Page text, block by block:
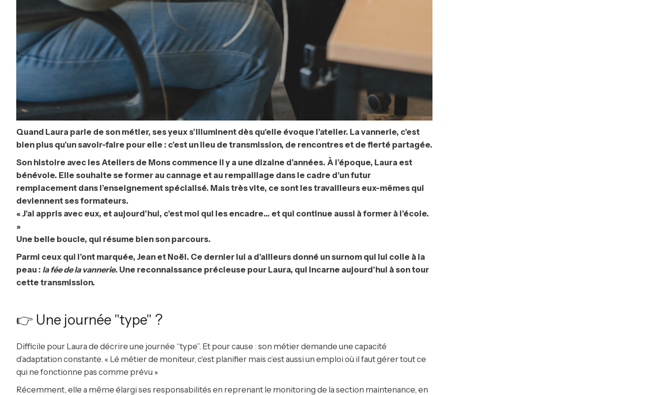
Quand Laura parle de son métier, ses yeux s’illuminent dès qu’elle évoque l’atelier. La vannerie, c’est
bien plus qu’un savoir-faire pour elle : c’est un lieu de transmission, de rencontres et de fierté partagée.
Son histoire avec les Ateliers de Mons commence il y a une dizaine d’années. À l’époque, Laura est
bénévole. Elle souhaite se former au cannage et au rempaillage dans le cadre d’un futur
remplacement dans l’enseignement spécialisé. Mais très vite, ce sont les travailleurs eux-mêmes qui
deviennent ses formateurs.
« J’ai appris avec eux, et aujourd’hui, c’est moi qui les encadre… et qui continue aussi à former à l’école.
»
Une belle boucle, qui résume bien son parcours.
Parmi ceux qui l’ont marquée, Jean et Noël. Ce dernier lui a d’ailleurs donné un surnom qui lui colle à la
peau : la fée de la vannerie. Une reconnaissance précieuse pour Laura, qui incarne aujourd’hui à son tour
cette transmission.
👉 Une journée "type" ?
Difficile pour Laura de décrire une journée “type”. Et pour cause : son métier demande une capacité
d’adaptation constante. « Lé métier de moniteur, c'est planifier mais c’est aussi un emploi où il faut gérer tout ce
qui ne fonctionne pas comme prévu »
Récemment, elle a même élargi ses responsabilités en reprenant le monitoring de la section maintenance, en